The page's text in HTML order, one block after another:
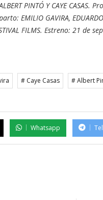
PINTÓ Y CAYE
EMILIO GAVIRA,
FILMS. Estreno: 21 de
# Caye Casas # Albert
Whatsapp